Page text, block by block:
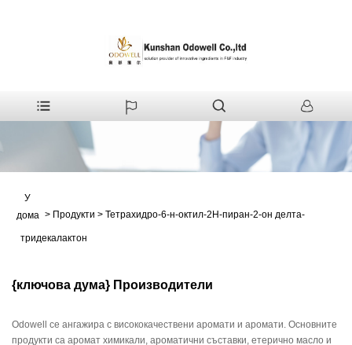
У
дома > Продукти > Тетрахидро-6-н-октил-2Н-пиран-2-он делта-
тридекалактон
{ключова дума} Производители
Odowell се ангажира с висококачествени аромати и аромати. Основните
продукти са аромат химикали, ароматични съставки, етерично масло и